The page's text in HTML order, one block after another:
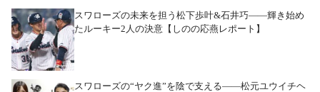
スワローズの未来を担う松下歩叶&石井巧――輝き始め
たルーキー2人の決意【しのの応燕レポート】
スワローズの“ヤク進”を陰で支える――松元ユウイチヘ